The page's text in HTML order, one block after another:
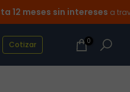
sin interesesa través de
Cotizar 0